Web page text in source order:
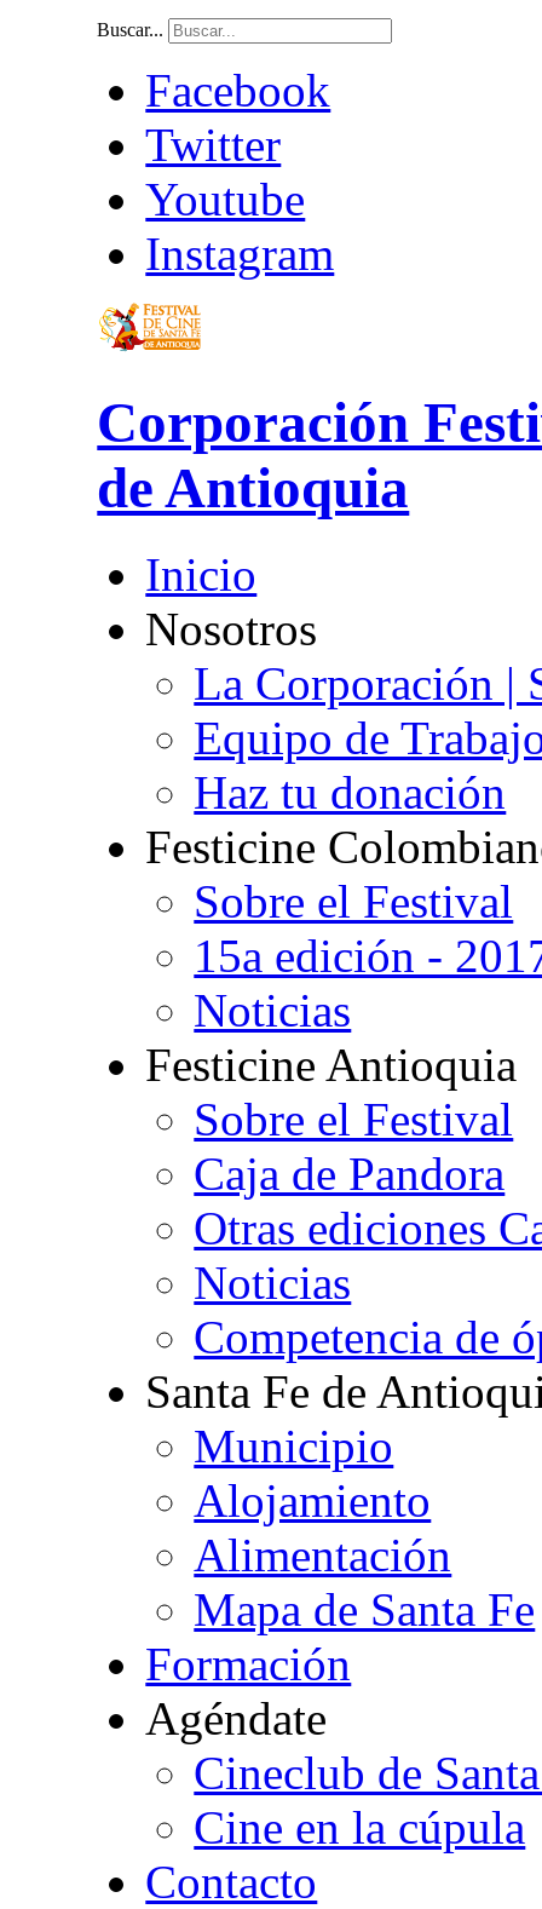
Buscar...
Facebook
Twitter
Youtube
Instagram
Corporación
de Antioquia
Inicio
Nosotros
La Corporación |
Equipo de
Haz tu donación
Festicine
Sobre el Festival
15a edición -
Noticias
Festicine Antioquia
Sobre el Festival
Caja de Pandora
Otras ediciones
Noticias
Competencia de
Santa Fe de
Municipio
Alojamiento
Alimentación
Mapa de Santa Fe
Formación
Agéndate
Cineclub de
Cine en la cúpula
Contacto